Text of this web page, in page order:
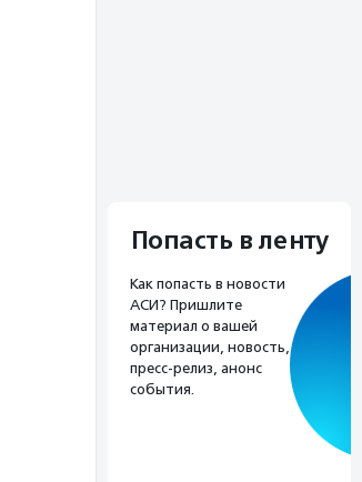
Попасть в ленту
Как попасть в новости
АСИ? Пришлите
материал о вашей
организации, новость,
пресс-релиз, анонс
события.